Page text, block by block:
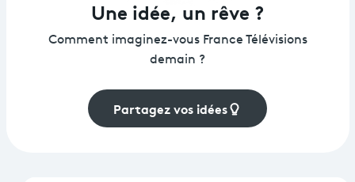
Une idée, un rêve ?
Comment imaginez-vous France Télévisions
demain ?
Partagez vos idées